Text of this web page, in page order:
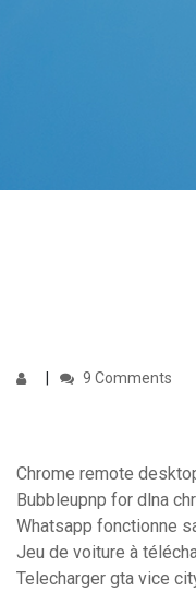
9 Comments
Chrome remote
Bubbleupnp for dlna
Whatsapp fonctionne
Jeu de voiture à
Telecharger gta vice